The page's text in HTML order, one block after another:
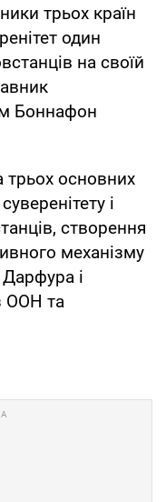
трьох країн
один
на своїй
Боннафон
трьох основних
і
створення
механізму
і
ООН та